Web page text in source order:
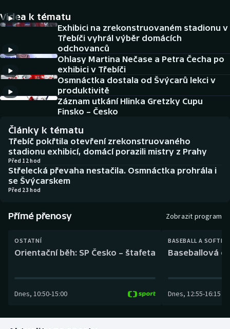
Cyklistika
DALŠÍ SPORTY
Americký fotbal
Baseball a softbal
Biatlon
Boby a skeleton
Box
Curling
Dostihy
NEPŘEHLÉDNĚTE
Historické návraty
Aplikace ČT sport
AZ kvíz
Videa k tématu
Exhibici na zrekonstruovaném stadionu v
Třebíči vyhrál výběr domácích
odchovanců
Ohlasy Martina Nečase a Petra Čecha po
exhibici v Třebíči
Osmnáctka dostala od Švýcarů lekci v
produktivitě
Záznam utkání Hlinka Gretzky Cupu
Finsko – Česko
Články k tématu
Třebíč pokřtila otevření zrekonstruovaného
stadionu exhibicí, domácí porazili mistry z Prahy
Před 12 hod
Střelecká převaha nestačila. Osmnáctka prohrála i
se Švýcarskem
Před 23 hod
Přímé přenosy Zobrazit program
OSTATNÍ
Orientační běh: SP Česko – štafeta
Dnes, 10:50-15:00
BASEBALL A
Baseballová
Dnes, 12:55-16:15